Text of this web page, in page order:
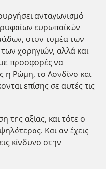
ανταγωνισμό
ευρωπαϊκών
στον τομέα των
χορηγιών, αλλά και
προσφορές να
η Ρώμη, το Λονδίνο και
επίσης σε αυτές τις
της αξίας, και τότε ο
Και αν έχεις
κίνδυνο στην